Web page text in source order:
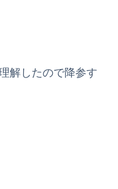
解したので降参す